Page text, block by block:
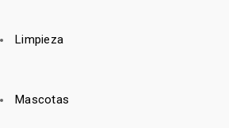
Limpieza
Mascotas